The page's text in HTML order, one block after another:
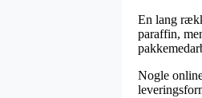
En lang
paraffin,
Nogle